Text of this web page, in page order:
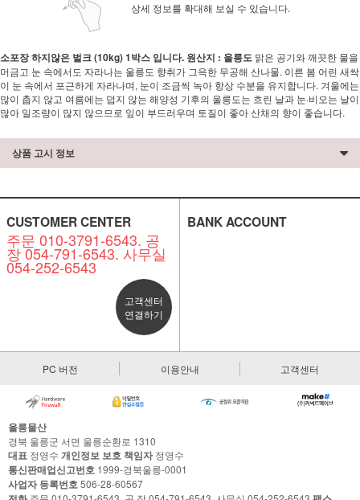
상세 정보를 확대해 보실 수 있습니다.
소포장 하지않은 벌크 (10kg) 1박스 입니다. 원산지 : 울릉도 맑은 공기와 깨끗한 물을
머금고 눈 속에서도 자라나는 울릉도 향취가 그윽한 무공해 산나물. 이른 봄 어린 새싹
이 눈 속에서 포근하게 자라나며, 눈이 조금씩 녹아 항상 수분을 유지합니다. 겨울에는
많이 춥지 않고 여름에는 덥지 않는 해양성 기후의 울릉도는 흐린 날과 눈·비오는 날이
많아 일조량이 많지 않으므로 잎이 부드러우며 토질이 좋아 산채의 향이 좋습니다.
상품 고시 정보
CUSTOMER CENTER
주문 010-3791-6543. 공
장 054-791-6543. 사무실
054-252-6543
고객센터
연결하기
BANK ACCOUNT
PC 버전 이용안내 고객센터
울릉물산
경북 울릉군 서면 울릉순환로 1310
대표 정영수 개인정보 보호 책임자정영수
통신판매업신고번호 1999-경북울릉-0001
사업자 등록번호506-28-60567